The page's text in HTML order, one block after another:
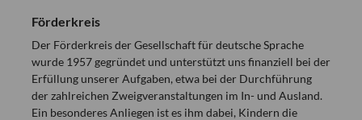
Förderkreis
Der Förderkreis der Gesellschaft für deutsche Sprache
wurde 1957 gegründet und unterstützt uns finanziell bei der
Erfüllung unserer Aufgaben, etwa bei der Durchführung
der zahlreichen Zweigveranstaltungen im In- und Ausland.
Ein besonderes Anliegen ist es ihm dabei, Kindern die